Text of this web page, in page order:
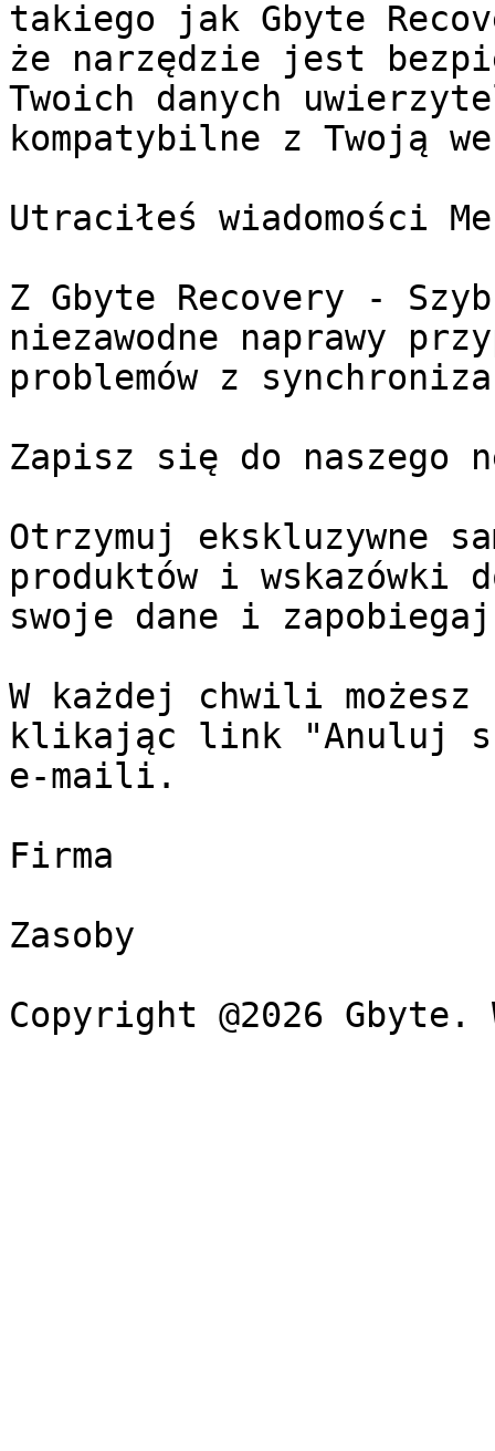
takiego jak Gbyte
że narzędzie jest
Twoich danych
kompatybilne z Twoją
Utraciłeś wiadomości
Z Gbyte Recovery -
niezawodne naprawy
problemów z
Zapisz się do naszego
Otrzymuj ekskluzywne
produktów i wskazówki
swoje dane i
W każdej chwili
klikając link "Anuluj
e-maili.
Firma
Zasoby